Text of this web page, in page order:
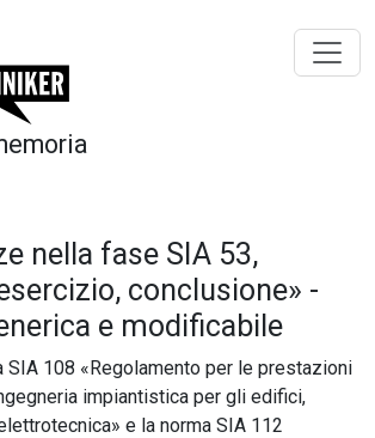
nella fase SIA 53,
conclusione» -
e modificabile
SIA 108 «Regolamento per le prestazioni
impiantistica per gli edifici,
e la norma SIA 112